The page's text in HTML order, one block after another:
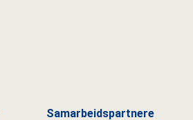
Samarbeidspartnere